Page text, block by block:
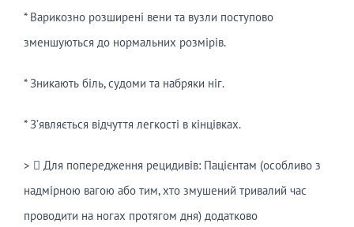
* Варикозно розширені вени та вузли поступово
зменшуються до нормальних розмірів.
* Зникають біль, судоми та набряки ніг.
* З’являється відчуття легкості в кінцівках.
>  Для попередження рецидивів: Пацієнтам (особливо з
надмірною вагою або тим, хто змушений тривалий час
проводити на ногах протягом дня) додатково